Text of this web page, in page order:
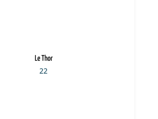
Le Thor
22